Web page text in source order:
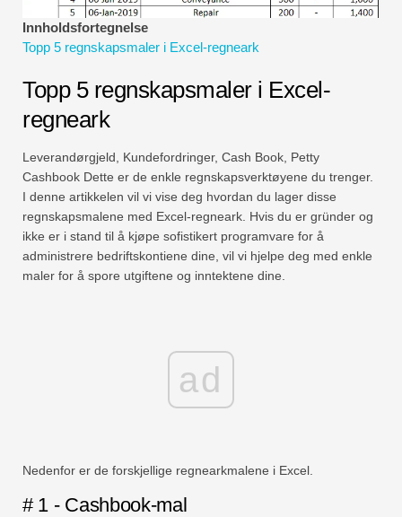
Økonomiske modelleringsveiledninger
Fullstendig format
Risikostyringsveiledninger
Innholdsfortegnelse
Topp 5 regnskapsmaler i Excel-regneark
Topp 5 regnskapsmaler i Excel-
regneark
Leverandørgjeld, Kundefordringer, Cash Book, Petty
Cashbook Dette er de enkle regnskapsverktøyene du trenger.
I denne artikkelen vil vi vise deg hvordan du lager disse
regnskapsmalene med Excel-regneark. Hvis du er gründer og
ikke er i stand til å kjøpe sofistikert programvare for å
administrere bedriftskontiene dine, vil vi hjelpe deg med enkle
maler for å spore utgiftene og inntektene dine.
ad
Nedenfor er de forskjellige regnearkmalene i Excel.
# 1 - Cashbook-mal